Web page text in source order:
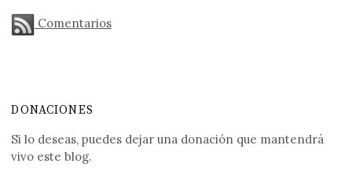
Comentarios
DONACIONES
Si lo deseas, puedes dejar una donación que mantendrá
vivo este blog.